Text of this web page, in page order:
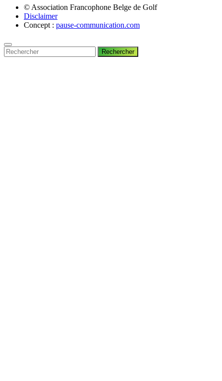
© Association Francophone Belge de Golf
Disclaimer
Concept : pause-communication.com
Rechercher